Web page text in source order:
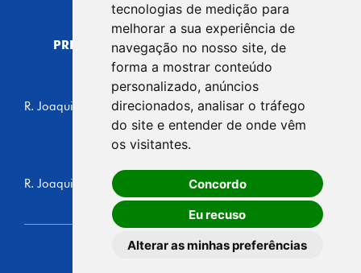
tecnologias de medição para
melhorar a sua experiência de
navegação no nosso site, de
forma a mostrar conteúdo
personalizado, anúncios
direcionados, analisar o tráfego
do site e entender de onde vêm
os visitantes.
Concordo
Eu recuso
Alterar as minhas preferências
PREFEITURA MUNICIPAL DE CARAPICUÍBA
CNPJ: 44.892.693/0001-40
CENTRO ADMINISTRATIVO
R. Joaquim das Neves, 211 - Vila Caldas, Carapicuíba/SP
CEP: 06310-030, Brasil
Telefone: 4164-5500
GABINETE DO PREFEITO
R. Joaquim das Neves, 205 - Vila Caldas, Carapicuíba/SP
CEP: 06310-030, Brasil